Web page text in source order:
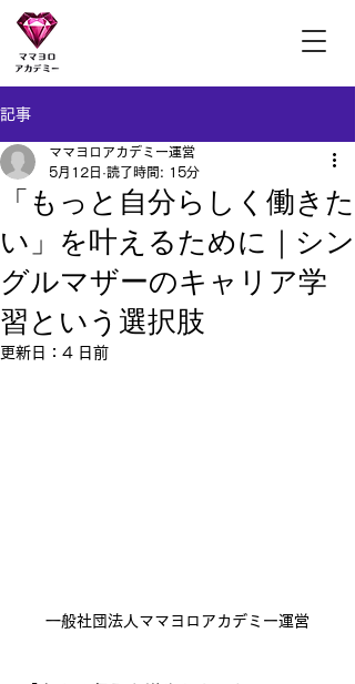
記事
「もっと自分らしく働きた
い」を叶えるために｜シン
グルマザーのキャリア学
習という選択肢
ママヨロアカデミー運営
5月12日 読了時間: 15分
更新日： 4 日前
一般社団法人ママヨロアカデミー運営